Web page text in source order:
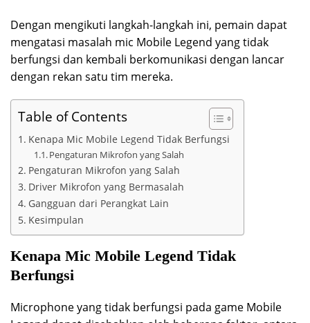
Dengan mengikuti langkah-langkah ini, pemain dapat
mengatasi masalah mic Mobile Legend yang tidak
berfungsi dan kembali berkomunikasi dengan lancar
dengan rekan satu tim mereka.
Table of Contents
Kenapa Mic Mobile Legend Tidak Berfungsi
Pengaturan Mikrofon yang Salah
Pengaturan Mikrofon yang Salah
Driver Mikrofon yang Bermasalah
Gangguan dari Perangkat Lain
Kesimpulan
Kenapa Mic Mobile Legend Tidak
Berfungsi
Microphone yang tidak berfungsi pada game Mobile